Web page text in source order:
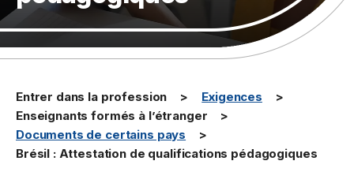
Entrer dans la profession
Exigences
Enseignants formés à l’étranger
Documents de certains pays
Brésil : Attestation de qualifications pédagogiques